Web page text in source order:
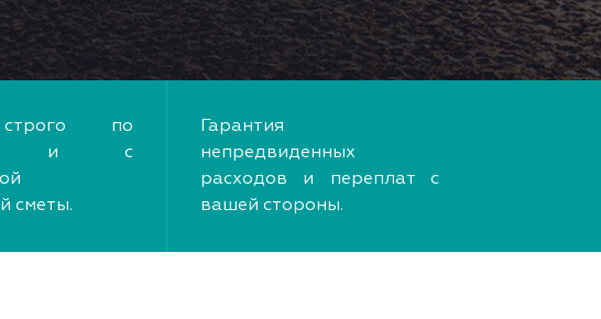
по
и с
сметы.
Гарантия
непредвиденных
расходов и переплат с
вашей стороны.